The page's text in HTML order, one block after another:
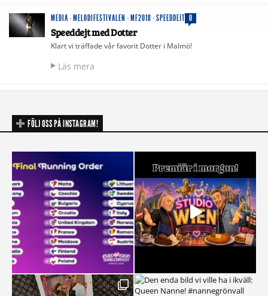
MEDIA · MELODIFESTIVALEN · MF2018 ·SPEEDDEJT 0
Speeddejt med Dotter
Klart vi träffade vår favorit Dotter i Malmö!
Läs mera
FÖLJ OSS PÅ INSTAGRAM!